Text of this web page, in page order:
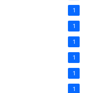
1
1
1
1
1
1